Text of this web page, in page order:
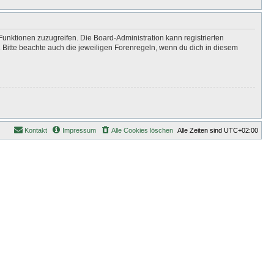
zuzugreifen. Die Board-Administration kann registrierten
beachte auch die jeweiligen Forenregeln, wenn du dich in diesem
Alle Zeiten sind UTC+02:00
Alle Cookies löschen
Impressum
Kontakt